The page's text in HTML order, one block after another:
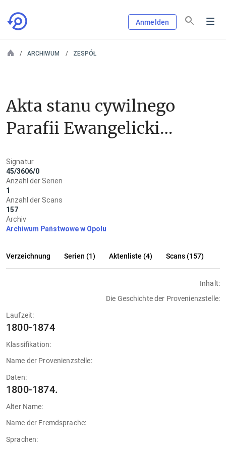
Anmelden
ARCHIWUM ZESPÓŁ
Akta stanu cywilnego
Parafii Ewangelickiej
Signatur
45/3606/0
Anzahl der Serien
1
Anzahl der Scans
157
Archiv
Archiwum Państwowe w Opolu
Verzeichnung Serien (1) Aktenliste (4) Scans (157)
Inhalt:
Die Geschichte der Provenienzstelle:
Laufzeit:
1800-1874
Klassifikation:
Name der Provenienzstelle:
Daten:
1800-1874.
Alter Name:
Name der Fremdsprache:
Sprachen: